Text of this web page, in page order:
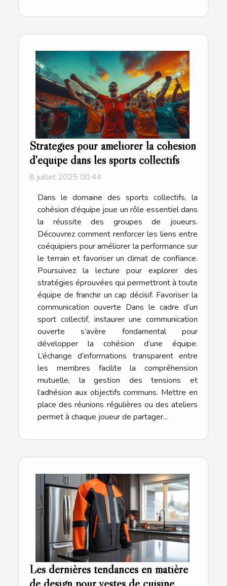
Stratégies pour améliorer la cohésion
d'équipe dans les sports collectifs
8 juillet 2025 00:44
Dans le domaine des sports collectifs, la
cohésion d’équipe joue un rôle essentiel dans
la réussite des groupes de joueurs.
Découvrez comment renforcer les liens entre
coéquipiers pour améliorer la performance sur
le terrain et favoriser un climat de confiance.
Poursuivez la lecture pour explorer des
stratégies éprouvées qui permettront à toute
équipe de franchir un cap décisif. Favoriser la
communication ouverte Dans le cadre d’un
sport collectif, instaurer une communication
ouverte s’avère fondamental pour
développer la cohésion d’une équipe.
L’échange d’informations transparent entre
les membres facilite la compréhension
mutuelle, la gestion des tensions et
l’adhésion aux objectifs communs. Mettre en
place des réunions régulières ou des ateliers
permet à chaque joueur de partager...
Les dernières tendances en matière